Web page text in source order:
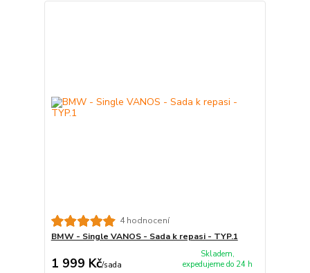
4 hodnocení
BMW - Single VANOS - Sada k repasi - TYP.1
1 999 Kč/sada
Skladem,
expedujeme do 24 h